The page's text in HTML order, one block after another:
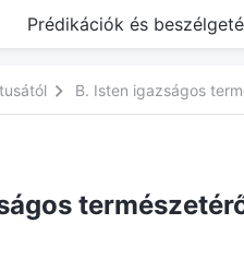
Prédikációk és
B. Isten igazságos